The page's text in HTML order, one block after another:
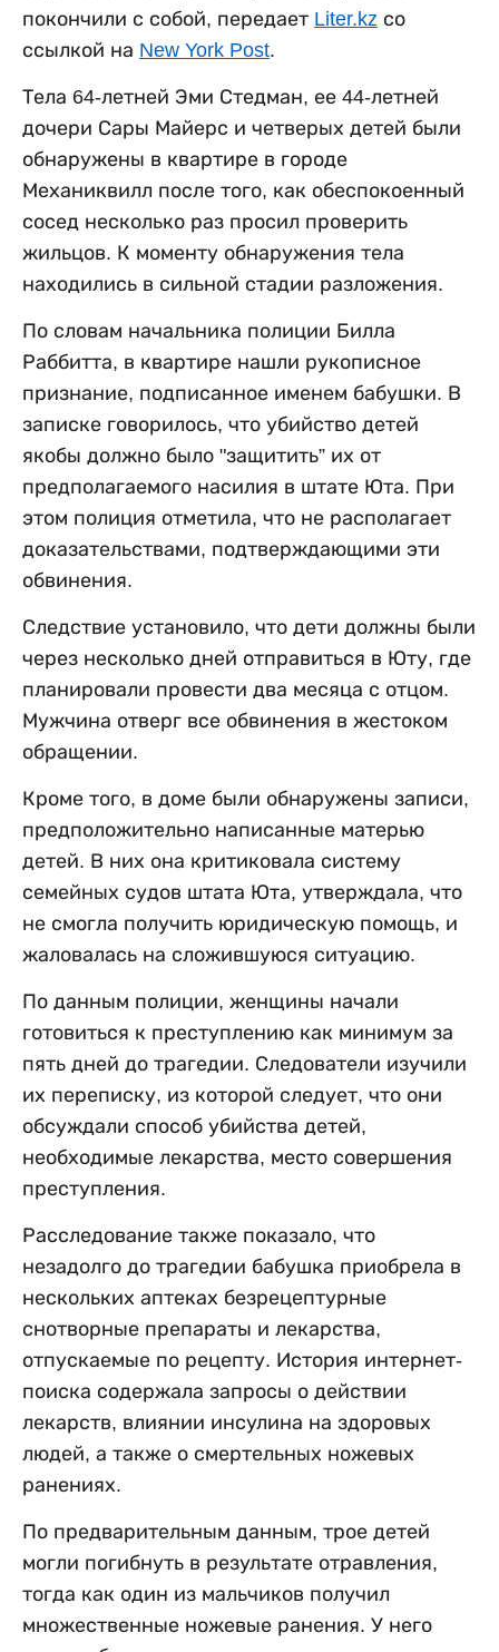
покончили с собой, передает Liter.kz со
ссылкой на New York Post.
Тела 64-летней Эми Стедман, ее 44-летней
дочери Сары Майерс и четверых детей были
обнаружены в квартире в городе
Механиквилл после того, как обеспокоенный
сосед несколько раз просил проверить
жильцов. К моменту обнаружения тела
находились в сильной стадии разложения.
По словам начальника полиции Билла
Раббитта, в квартире нашли рукописное
признание, подписанное именем бабушки. В
записке говорилось, что убийство детей
якобы должно было "защитить” их от
предполагаемого насилия в штате Юта. При
этом полиция отметила, что не располагает
доказательствами, подтверждающими эти
обвинения.
Следствие установило, что дети должны были
через несколько дней отправиться в Юту, где
планировали провести два месяца с отцом.
Мужчина отверг все обвинения в жестоком
обращении.
Кроме того, в доме были обнаружены записи,
предположительно написанные матерью
детей. В них она критиковала систему
семейных судов штата Юта, утверждала, что
не смогла получить юридическую помощь, и
жаловалась на сложившуюся ситуацию.
По данным полиции, женщины начали
готовиться к преступлению как минимум за
пять дней до трагедии. Следователи изучили
их переписку, из которой следует, что они
обсуждали способ убийства детей,
необходимые лекарства, место совершения
преступления.
Расследование также показало, что
незадолго до трагедии бабушка приобрела в
нескольких аптеках безрецептурные
снотворные препараты и лекарства,
отпускаемые по рецепту. История интернет-
поиска содержала запросы о действии
лекарств, влиянии инсулина на здоровых
людей, а также о смертельных ножевых
ранениях.
По предварительным данным, трое детей
могли погибнуть в результате отравления,
тогда как один из мальчиков получил
множественные ножевые ранения. У него